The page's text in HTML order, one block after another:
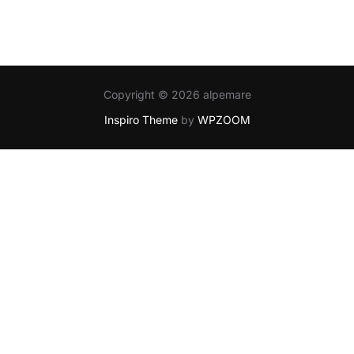
Copyright © 2026 alpemare
Inspiro Themeby WPZOOM